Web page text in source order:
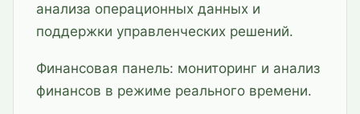
анализа операционных данных и
поддержки управленческих решений.
Финансовая панель: мониторинг и анализ
финансов в режиме реального времени.